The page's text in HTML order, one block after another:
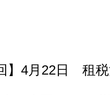
】4月22日 租